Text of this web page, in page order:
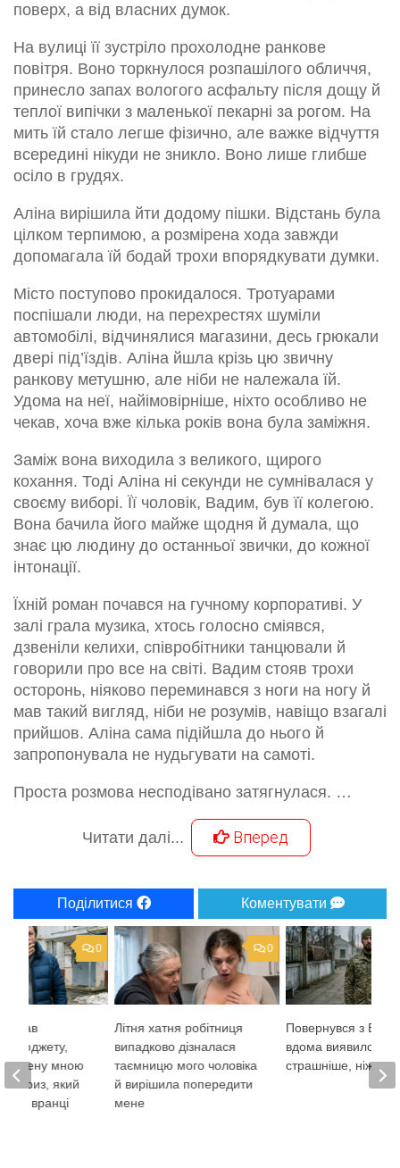
поверх, а від власних думок.
На вулиці її зустріло прохолодне ранкове
повітря. Воно торкнулося розпашілого обличчя,
принесло запах вологого асфальту після дощу й
теплої випічки з маленької пекарні за рогом. На
мить їй стало легше фізично, але важке відчуття
всередині нікуди не зникло. Воно лише глибше
осіло в грудях.
Аліна вирішила йти додому пішки. Відстань була
цілком терпимою, а розмірена хода завжди
допомагала їй бодай трохи впорядкувати думки.
Місто поступово прокидалося. Тротуарами
поспішали люди, на перехрестях шуміли
автомобілі, відчинялися магазини, десь грюкали
двері під’їздів. Аліна йшла крізь цю звичну
ранкову метушню, але ніби не належала їй.
Удома на неї, найімовірніше, ніхто особливо не
чекав, хоча вже кілька років вона була заміжня.
Заміж вона виходила з великого, щирого
кохання. Тоді Аліна ні секунди не сумнівалася у
своєму виборі. Її чоловік, Вадим, був її колегою.
Вона бачила його майже щодня й думала, що
знає цю людину до останньої звички, до кожної
інтонації.
Їхній роман почався на гучному корпоративі. У
залі грала музика, хтось голосно сміявся,
дзвеніли келихи, співробітники танцювали й
говорили про все на світі. Вадим стояв трохи
осторонь, ніяково переминався з ноги на ногу й
мав такий вигляд, ніби не розумів, навіщо взагалі
прийшов. Аліна сама підійшла до нього й
запропонувала не нудьгувати на самоті.
Проста розмова несподівано затягнулася. …
Читати далі... Вперед
Поділитися Коментувати
0
Літня хатня робітниця
випадково дізналася
таємницю мого чоловіка
й вирішила попередити
мене
Повернувся з
вдома виявилося
страшніше, ніж на
0
бюджету,
мною
який
вранці